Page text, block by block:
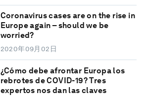
Coronavirus cases are on the rise in
Europe again – should we be
worried?
2020年09月02日
¿Cómo debe afrontar Europa los
rebrotes de COVID-19? Tres
expertos nos dan las claves